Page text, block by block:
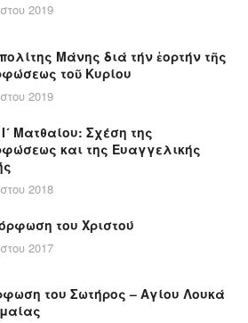
2019
Μάνης διά τήν ἑορτήν τῆς
τοῦ Κυρίου
2019
Ματθαίου: Σχέση της
και της Ευαγγελικής
2018
του Χριστού
2017
του Σωτήρος – Αγίου Λουκά